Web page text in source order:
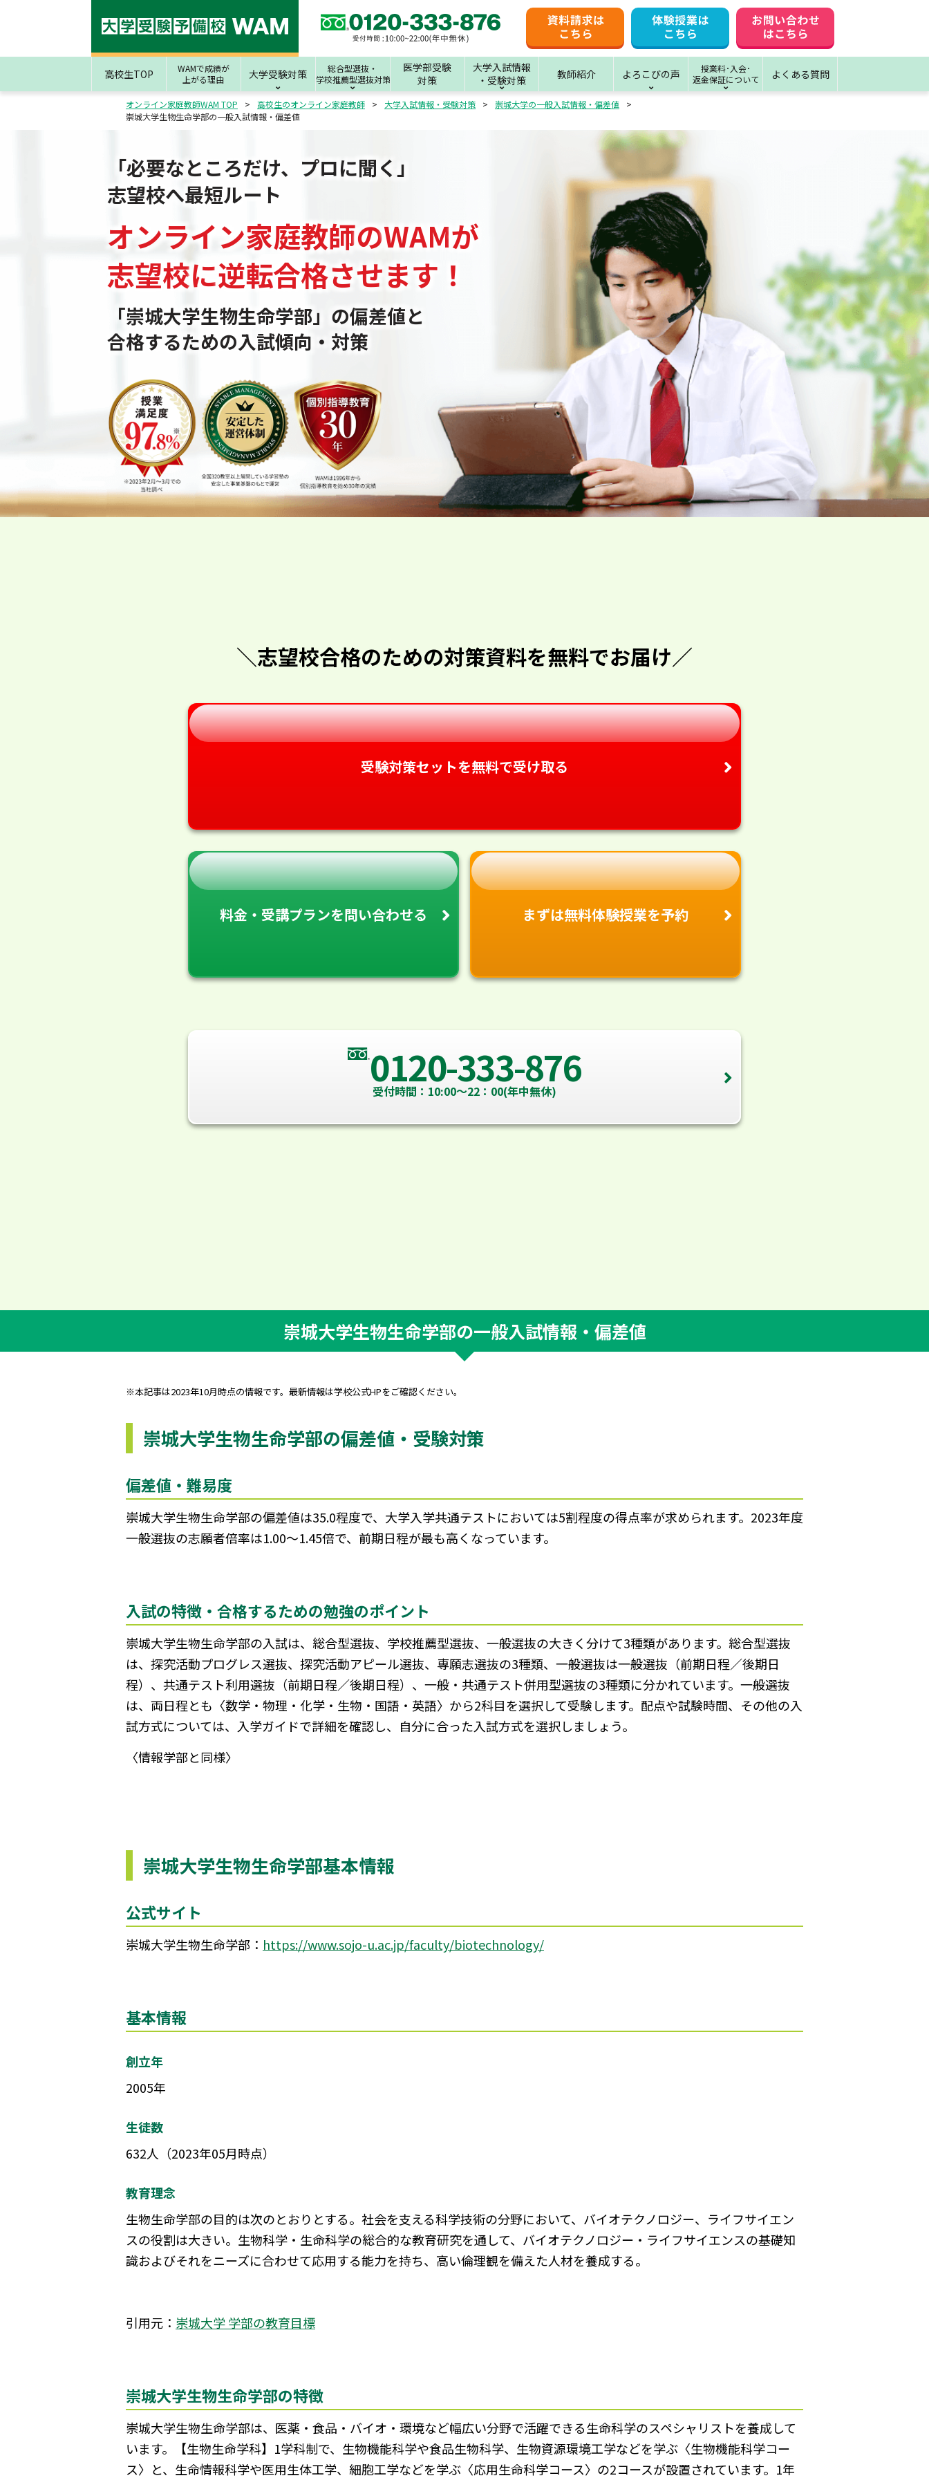
高校生TOP
WAMで成績が
上がる理由
大学受験対策
総合型選抜・
学校推薦型選抜対策
医学部受験
対策
大学入試情報
・受験対策
教師紹介 よろこびの声
授業料･入会･
返金保証について
よくある質問
オンライン家庭教師WAM TOP 高校生のオンライン家庭教師 大学入試情報・受験対策
崇城大学の一般入試情報・偏差値
崇城大学生物生命学部の一般入試情報・偏差値
「必要なところだけ、プロに聞く」
志望校へ最短ルート
オンライン家庭教師のWAMが
志望校に逆転合格させます！
「崇城大学生物生命学部」の偏差値と
合格するための⼊試傾向・対策
＼志望校合格のための対策資料を無料でお届け／
受験対策セットを無料で受け取る
料金・受講プランを問い合わせる まずは無料体験授業を予約
0120-333-876
受付時間：10:00～22：00(年中無休)
崇城大学生物生命学部の一般入試情報・偏差値
※本記事は2023年10月時点の情報です。最新情報は学校公式HPをご確認ください。
崇城大学生物生命学部の偏差値・受験対策
偏差値・難易度
崇城大学生物生命学部の偏差値は35.0程度で、大学入学共通テストにおいては5割程度の得点率が求められます。2023年度
一般選抜の志願者倍率は1.00～1.45倍で、前期日程が最も高くなっています。
入試の特徴・合格するための勉強のポイント
崇城大学生物生命学部の入試は、総合型選抜、学校推薦型選抜、一般選抜の大きく分けて3種類があります。総合型選抜
は、探究活動プログレス選抜、探究活動アピール選抜、専願志選抜の3種類、一般選抜は一般選抜（前期日程／後期日
程）、共通テスト利用選抜（前期日程／後期日程）、一般・共通テスト併用型選抜の3種類に分かれています。一般選抜
は、両日程とも〈数学・物理・化学・生物・国語・英語〉から2科目を選択して受験します。配点や試験時間、その他の入
試方式については、入学ガイドで詳細を確認し、自分に合った入試方式を選択しましょう。
〈情報学部と同様〉
崇城大学生物生命学部基本情報
公式サイト
崇城大学生物生命学部： https://www.sojo-u.ac.jp/faculty/biotechnology/
基本情報
創立年
2005年
生徒数
632人（2023年05月時点）
教育理念
生物生命学部の目的は次のとおりとする。社会を支える科学技術の分野において、バイオテクノロジー、ライフサイエン
スの役割は大きい。生物科学・生命科学の総合的な教育研究を通して、バイオテクノロジー・ライフサイエンスの基礎知
識およびそれをニーズに合わせて応用する能力を持ち、高い倫理観を備えた人材を養成する。
引用元： 崇城大学 学部の教育目標
崇城大学生物生命学部の特徴
崇城大学生物生命学部は、医薬・食品・バイオ・環境など幅広い分野で活躍できる生命科学のスペシャリストを養成して
います。【生物生命学科】1学科制で、生物機能科学や食品生物科学、生物資源環境工学などを学ぶ〈生物機能科学コー
ス〉と、生命情報科学や医用生体工学、細胞工学などを学ぶ〈応用生命科学コース〉の2コースが設置されています。1年